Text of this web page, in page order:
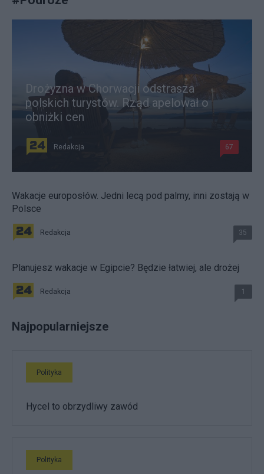
Drożyzna w Chorwacji odstrasza
polskich turystów. Rząd apelował o
obniżki cen
Redakcja 67
Wakacje europosłów. Jedni lecą pod palmy, inni zostają w
Polsce
Redakcja 35
Planujesz wakacje w Egipcie? Będzie łatwiej, ale drożej
Redakcja 1
Najpopularniejsze
Polityka
Hycel to obrzydliwy zawód
Polityka